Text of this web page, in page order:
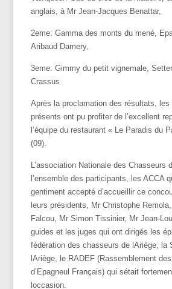
anglais, à Mr Jean-Jacques Benattar,
2eme: Gamma des monts du mené,
Aribaud Damery,
3eme: Gimmy du petit vignemale,
Crassus
Après la proclamation des résultats, les
présents ont pu profiter de l’excellent
l’équipe du restaurant « Le Paradis du
(09).
L’association Nationale des Chasseurs
l’ensemble des participants, les ACCA
gentiment accepté d’accueillir ce
leurs présidents, Mr Christophe
Falcou, Mr Simon Tissinier, Mr Jean-
guides et les juges qui ont dirigés les
fédération des chasseurs de lAriège, la
lAriège, le RADEF (Rassemblement
d’Epagneul Français) qui sétait
loccasion.